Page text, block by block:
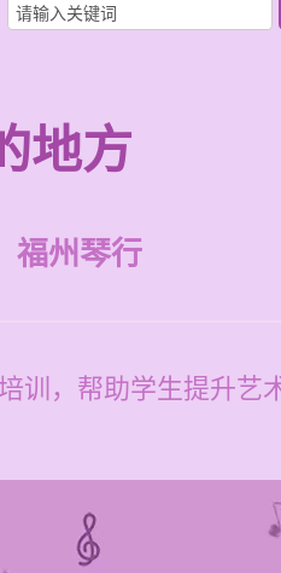
地方
福州琴行
训，帮助学生提升艺